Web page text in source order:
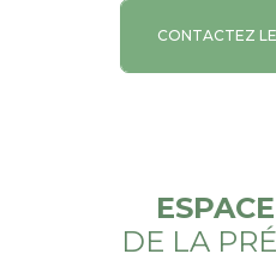
CONTACTEZ
DE LA